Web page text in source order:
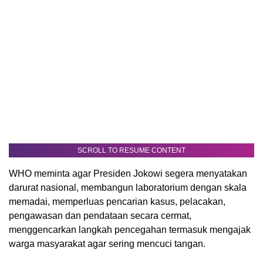
SCROLL TO RESUME CONTENT
WHO meminta agar Presiden Jokowi segera menyatakan
darurat nasional, membangun laboratorium dengan skala
memadai, memperluas pencarian kasus, pelacakan,
pengawasan dan pendataan secara cermat,
menggencarkan langkah pencegahan termasuk mengajak
warga masyarakat agar sering mencuci tangan.